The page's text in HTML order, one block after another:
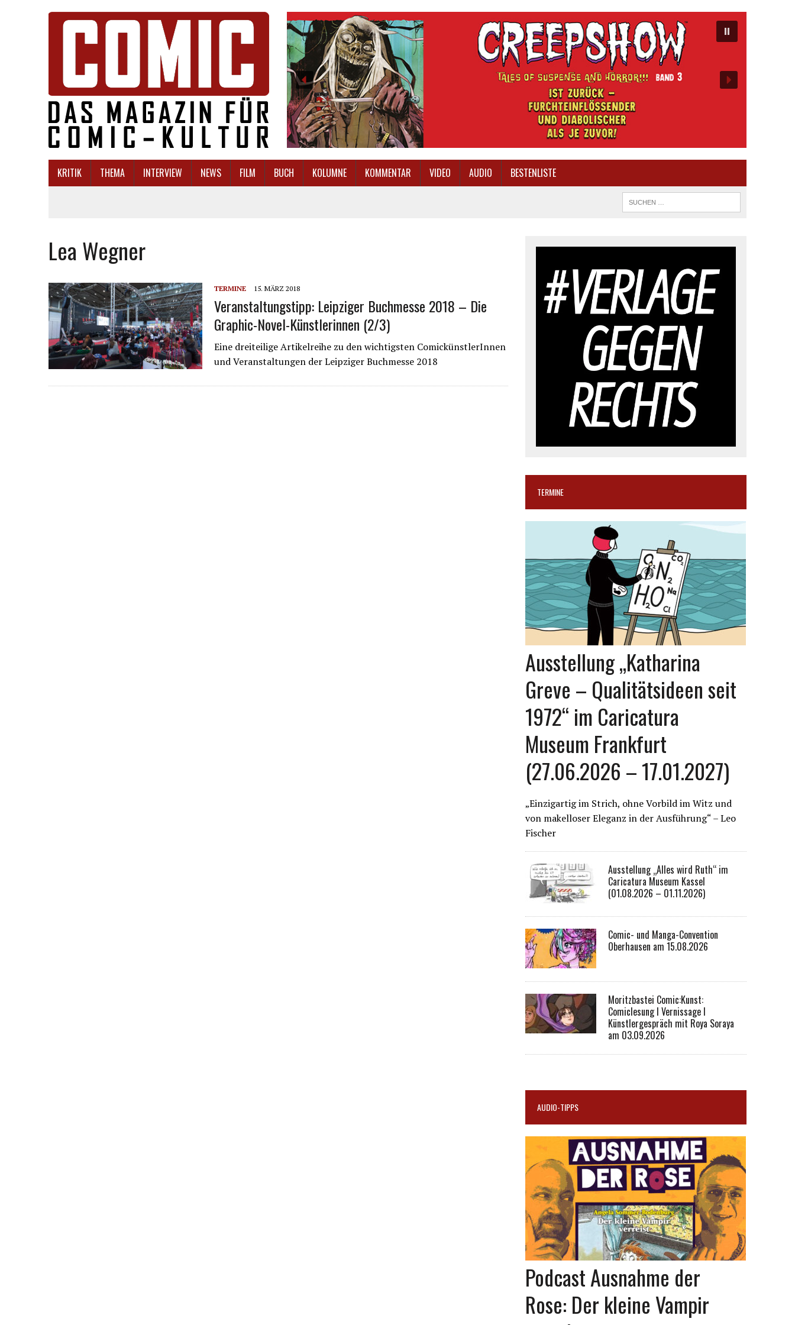
KRITIK THEMA INTERVIEW NEWS FILM BUCH KOLUMNE KOMMENTAR VIDEO AUDIO BESTENLISTE
Lea Wegner
TERMINE 15. MÄRZ 2018
Veranstaltungstipp: Leipziger Buchmesse 2018 – Die
Graphic-Novel-Künstlerinnen (2/3)
Eine dreiteilige Artikelreihe zu den wichtigsten ComickünstlerInnen
und Veranstaltungen der Leipziger Buchmesse 2018
TERMINE
Ausstellung „Katharina
Greve – Qualitätsideen seit
1972“ im Caricatura
Museum Frankfurt
(27.06.2026 – 17.01.2027)
„Einzigartig im Strich, ohne Vorbild im Witz und
von makelloser Eleganz in der Ausführung“ – Leo
Fischer
Ausstellung „Alles wird Ruth“ im
Caricatura Museum Kassel
(01.08.2026 – 01.11.2026)
Comic- und Manga-Convention
Oberhausen am 15.08.2026
Moritzbastei Comic:Kunst:
Comiclesung I Vernissage I
Künstlergespräch mit Roya Soraya
am 03.09.2026
AUDIO-TIPPS
Podcast Ausnahme der
Rose: Der kleine Vampir